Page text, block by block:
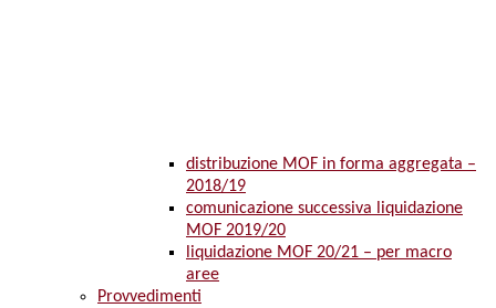
distribuzione MOF in forma aggregata –
2018/19
comunicazione successiva liquidazione
MOF 2019/20
liquidazione MOF 20/21 – per macro
aree
Provvedimenti